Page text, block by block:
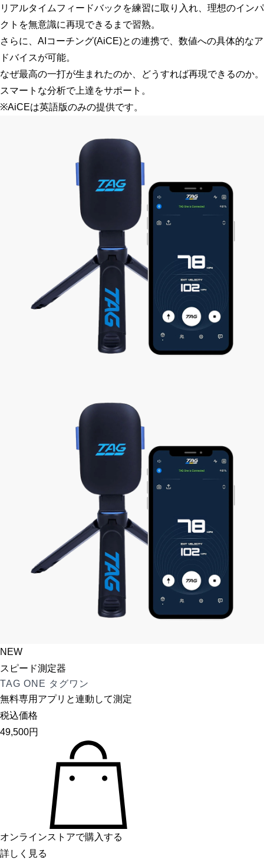
リアルタイムフィードバックを練習に取り入れ、理想のインパ
クトを無意識に再現できるまで習熟。
さらに、AIコーチング(AiCE)との連携で、数値への具体的なア
ドバイスが可能。
なぜ最高の一打が生まれたのか、どうすれば再現できるのか。
スマートな分析で上達をサポート。
※AiCEは英語版のみの提供です。
NEW
スピード測定器
TAG ONE タグワン
無料専用アプリと連動して測定
税込価格
49,500円
オンラインストアで購入する
詳しく見る